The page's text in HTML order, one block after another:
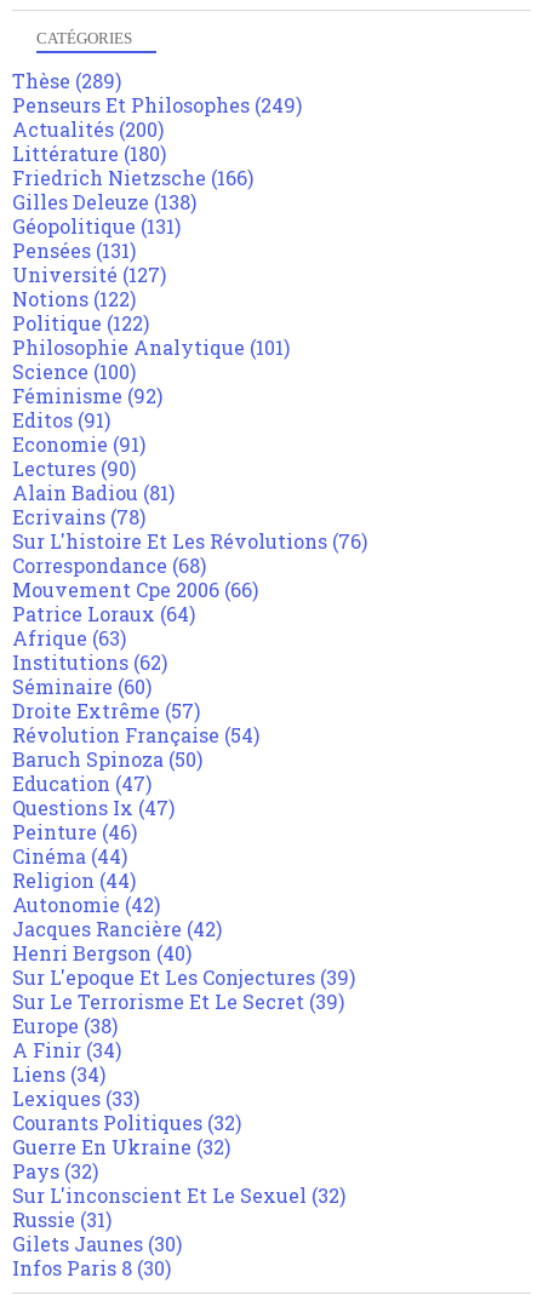
CATÉGORIES
Thèse (289)
Penseurs Et Philosophes (249)
Actualités (200)
Littérature (180)
Friedrich Nietzsche (166)
Gilles Deleuze (138)
Géopolitique (131)
Pensées (131)
Université (127)
Notions (122)
Politique (122)
Philosophie Analytique (101)
Science (100)
Féminisme (92)
Editos (91)
Economie (91)
Lectures (90)
Alain Badiou (81)
Ecrivains (78)
Sur L'histoire Et Les Révolutions (76)
Correspondance (68)
Mouvement Cpe 2006 (66)
Patrice Loraux (64)
Afrique (63)
Institutions (62)
Séminaire (60)
Droite Extrême (57)
Révolution Française (54)
Baruch Spinoza (50)
Education (47)
Questions Ix (47)
Peinture (46)
Cinéma (44)
Religion (44)
Autonomie (42)
Jacques Rancière (42)
Henri Bergson (40)
Sur L'epoque Et Les Conjectures (39)
Sur Le Terrorisme Et Le Secret (39)
Europe (38)
A Finir (34)
Liens (34)
Lexiques (33)
Courants Politiques (32)
Guerre En Ukraine (32)
Pays (32)
Sur L'inconscient Et Le Sexuel (32)
Russie (31)
Gilets Jaunes (30)
Infos Paris 8 (30)